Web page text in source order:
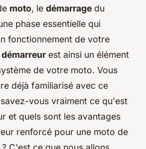
moto, le démarrage du
phase essentielle qui
fonctionnement de votre
démarreur est ainsi un élément
de votre moto. Vous
déjà familiarisé avec ce
vous vraiment ce qu'est
et quels sont les avantages
renforcé pour une moto de